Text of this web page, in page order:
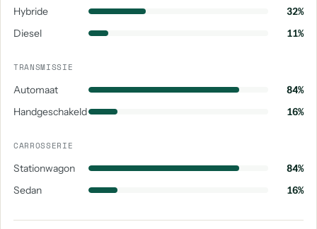
Hybride
32%
Diesel
11%
TRANSMISSIE
Automaat
84%
Handgeschakeld
16%
CARROSSERIE
Stationwagon
84%
Sedan
16%